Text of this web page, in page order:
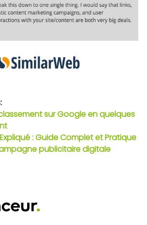
sur Google en quelques
: Guide Complet et Pratique
publicitaire digitale